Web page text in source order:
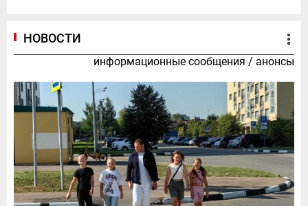
НОВОСТИ
информационные сообщения / анонсы